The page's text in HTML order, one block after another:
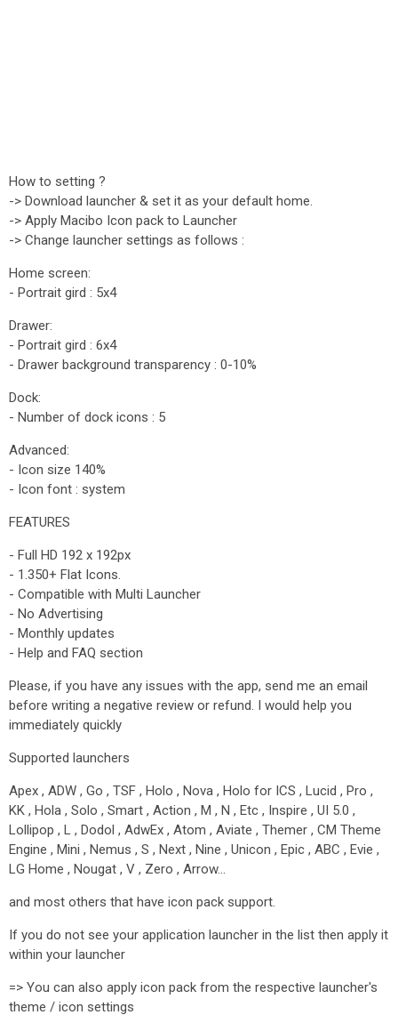
How to setting ?
-> Download launcher & set it as your default home.
-> Apply Macibo Icon pack to Launcher
-> Change launcher settings as follows :
Home screen:
- Portrait gird : 5x4
Drawer:
- Portrait gird : 6x4
- Drawer background transparency : 0-10%
Dock:
- Number of dock icons : 5
Advanced:
- Icon size 140%
- Icon font : system
FEATURES
- Full HD 192 x 192px
- 1.350+ Flat Icons.
- Compatible with Multi Launcher
- No Advertising
- Monthly updates
- Help and FAQ section
Please, if you have any issues with the app, send me an email
before writing a negative review or refund. I would help you
immediately quickly
Supported launchers
Apex , ADW , Go , TSF , Holo , Nova , Holo for ICS , Lucid , Pro ,
KK , Hola , Solo , Smart , Action , M , N , Etc , Inspire , UI 5.0 ,
Lollipop , L , Dodol , AdwEx , Atom , Aviate , Themer , CM Theme
Engine , Mini , Nemus , S , Next , Nine , Unicon , Epic , ABC , Evie ,
LG Home , Nougat , V , Zero , Arrow…
and most others that have icon pack support.
If you do not see your application launcher in the list then apply it
within your launcher
=> You can also apply icon pack from the respective launcher's
theme / icon settings